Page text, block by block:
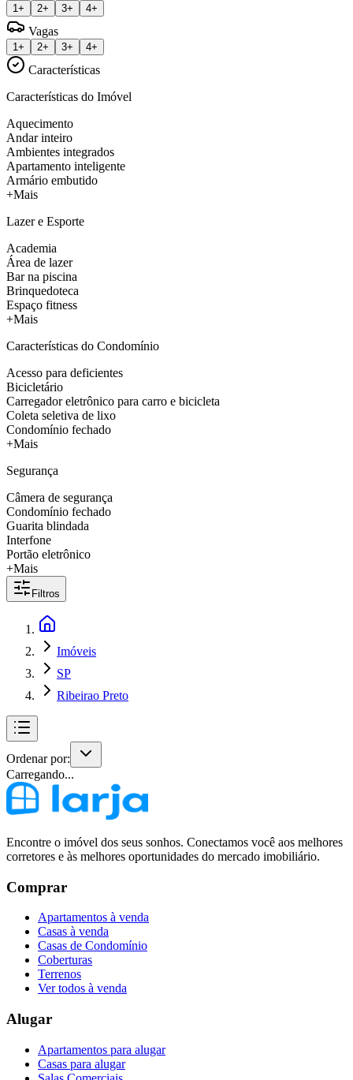
1+ 2+ 3+ 4+
Vagas
1+ 2+ 3+ 4+
Características
Características do Imóvel
Aquecimento
Andar inteiro
Ambientes integrados
Apartamento inteligente
Armário embutido
+Mais
Lazer e Esporte
Academia
Área de lazer
Bar na piscina
Brinquedoteca
Espaço fitness
+Mais
Características do Condomínio
Acesso para deficientes
Bicicletário
Carregador eletrônico para carro e bicicleta
Coleta seletiva de lixo
Condomínio fechado
+Mais
Segurança
Câmera de segurança
Condomínio fechado
Guarita blindada
Interfone
Portão eletrônico
+Mais
Filtros
Imóveis
SP
Ribeirao Preto
Ordenar por:
Carregando...
Encontre o imóvel dos seus sonhos. Conectamos você aos melhores
corretores e às melhores oportunidades do mercado imobiliário.
Comprar
Apartamentos à venda
Casas à venda
Casas de Condomínio
Coberturas
Terrenos
Ver todos à venda
Alugar
Apartamentos para alugar
Casas para alugar